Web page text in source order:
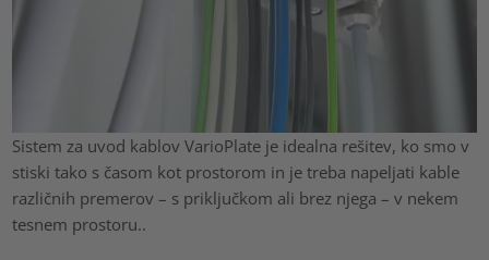
Sistem za uvod kablov VarioPlate je idealna rešitev, ko smo v
stiski tako s časom kot prostorom in je treba napeljati kable
različnih premerov – s priključkom ali brez njega – v nekem
tesnem prostoru..